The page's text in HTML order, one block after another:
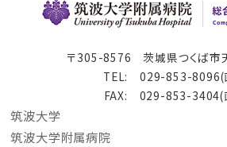
〒305-8576 茨城県つくば市
TEL: 029-853-8096(
FAX: 029-853-3404(
筑波大学
筑波大学附属病院